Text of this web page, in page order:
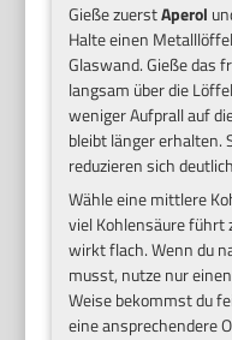
Gieße zuerstAperol
Halte einen
Glaswand. Gieße das
langsam über die
weniger Aufprall auf
bleibt länger erhalten.
reduzieren sich
Wähle eine mittlere
viel Kohlensäure führt
wirkt flach. Wenn du
musst, nutze nur
Weise bekommst du
eine ansprechendere